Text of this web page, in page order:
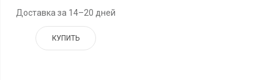
Доставка за 14–20 дней
КУПИТЬ